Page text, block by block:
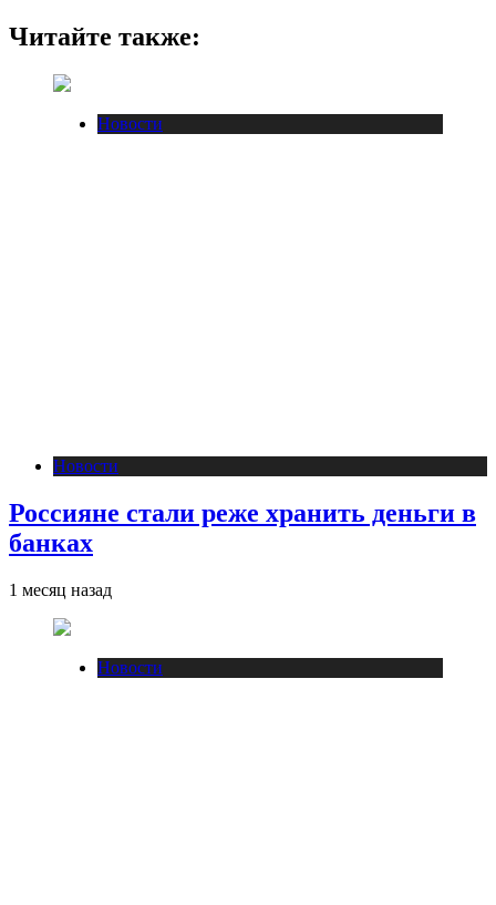
Читайте также:
Новости
Новости
Россияне стали реже хранить деньги в
банках
1 месяц назад
Новости